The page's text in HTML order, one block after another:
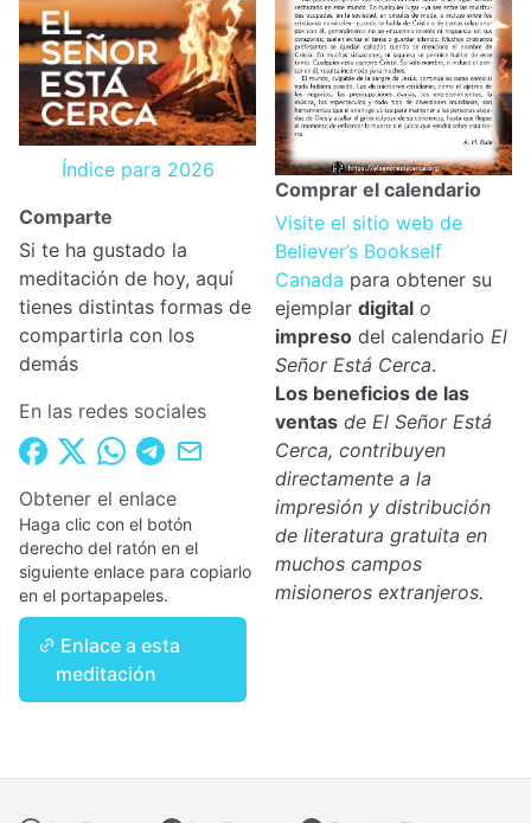
Índice para 2026
Comparte
Si te ha gustado la
meditación de hoy, aquí
tienes distintas formas de
compartirla con los
demás
En las redes sociales
Obtener el enlace
Haga clic con el botón
derecho del ratón en el
siguiente enlace para copiarlo
en el portapapeles.
Enlace a esta
meditación
Comprar el calendario
Visite el sitio web de
Believer’s Bookself
Canada para obtener su
ejemplar digital o
impreso del calendario El
Señor Está Cerca.
Los beneficios de las
ventas de El Señor Está
Cerca, contribuyen
directamente a la
impresión y distribución
de literatura gratuita en
muchos campos
misioneros extranjeros.